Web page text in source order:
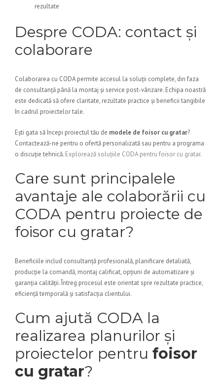
rezultate
Despre CODA: contact și
colaborare
Colaborarea cu CODA permite accesul la soluții complete, din faza
de consultanță până la montaj și service post-vânzare. Echipa noastră
este dedicată să ofere claritate, rezultate practice și beneficii tangibile
în cadrul proiectelor tale.
Ești gata să începi proiectul tău de modele de foisor cu gratar?
Contactează-ne pentru o ofertă personalizată sau pentru a programa
o discuție tehnică. Explorează soluțiile CODA pentru foisor cu gratar.
Care sunt principalele
avantaje ale colaborării cu
CODA pentru proiecte de
foisor cu gratar?
Beneficiile includ consultanță profesională, planificare detaliată,
producție la comandă, montaj calificat, opțiuni de automatizare și
garanția calității. Întreg procesul este orientat spre rezultate practice,
eficiență temporală și satisfacția clientului.
Cum ajută CODA la
realizarea planurilor și
proiectelor pentru foisor
cu gratar?